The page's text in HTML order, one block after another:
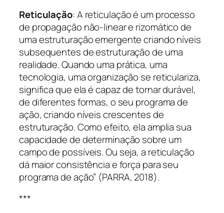
Reticulação: A reticulação é um processo
de propagação não-linear e rizomático de
uma estruturação emergente criando níveis
subsequentes de estruturação de uma
realidade. Quando uma prática, uma
tecnologia, uma organização se reticulariza,
significa que ela é capaz de tornar durável,
de diferentes formas, o seu programa de
ação, criando níveis crescentes de
estruturação. Como efeito, ela amplia sua
capacidade de determinação sobre um
campo de possíveis. Ou seja, a reticulação
dá maior consistência e força para seu
programa de ação” (PARRA, 2018).
***